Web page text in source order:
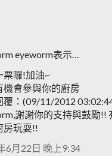
eyeworm表示…
票囉!加油~
機會參與你的廚房
覆：(09/11/2012
謝謝你的支持與鼓勵!!
房玩耍!!
6月22日 晚上9:34